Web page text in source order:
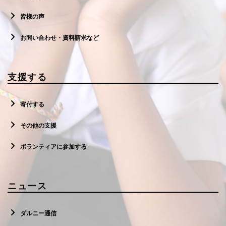
皆様の声
お問い合わせ・資料請求など
支援する
寄付する
その他の支援
ボランティアに参加する
ニュース
ダルニー通信